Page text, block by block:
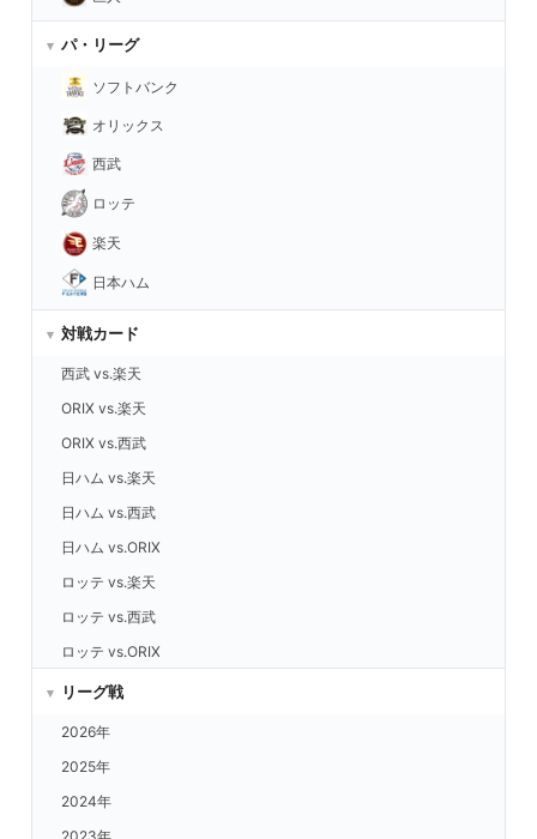
パ・リーグ
ソフトバンク
オリックス
西武
ロッテ
楽天
日本ハム
対戦カード
西武 vs.楽天
ORIX vs.楽天
ORIX vs.西武
日ハム vs.楽天
日ハム vs.西武
日ハム vs.ORIX
ロッテ vs.楽天
ロッテ vs.西武
ロッテ vs.ORIX
ロッテ vs.日ハム
福岡 vs.楽天
福岡 vs.西武
福岡 vs.ORIX
福岡 vs.日ハム
リーグ戦
2026年
2025年
2024年